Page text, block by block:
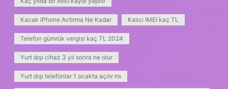
Kacak iPhone Actirma Ne Kadar Kalıcı IMEI kaç TL
Telefon gümrük vergisi kaç TL 2024
Yurt dışı cihaz 3 yıl sonra ne olur
Yurt dışı telefonlar 1 ocakta açılır mı